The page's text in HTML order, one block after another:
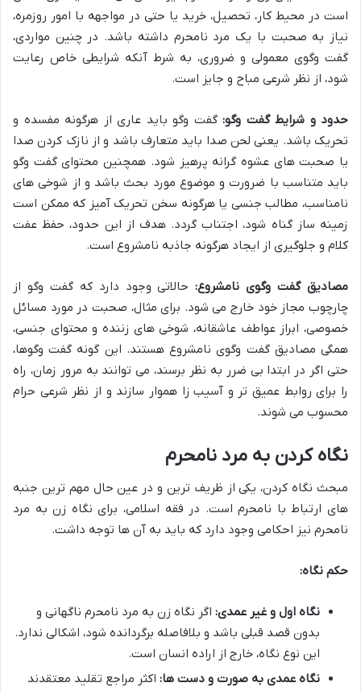
است در محیط کار، تحصیل، خرید یا حتی در مواجهه با امور روزمره،
نیاز به صحبت با یک مرد نامحرم داشته باشد. در چنین مواردی،
گفت وگوی معمولی و ضروری، به شرط آنکه شرایطی خاص رعایت
شود، از نظر شرعی مباح و جایز است.
حدود و شرایط گفت وگو: گفت وگو باید عاری از هرگونه مفسده و
تحریک باشد. یعنی لحن صدا باید متعارف باشد و از نازک کردن صدا
یا صحبت های عشوه گرانه پرهیز شود. همچنین محتوای گفت وگو
باید متناسب با ضرورت و موضوع مورد بحث باشد و از شوخی های
نامناسب، مطالب جنسی یا هرگونه سخن تحریک آمیز که ممکن است
زمینه ساز گناه شود، اجتناب گردد. هدف از این حدود، حفظ عفت
کلام و جلوگیری از ایجاد هرگونه جاذبه نامشروع است.
مصادیق گفت وگوی نامشروع:حالاتی وجود دارد که گفت وگو از
چارچوب مجاز خود خارج می شود. برای مثال، صحبت در مورد مسائل
خصوصی، ابراز عواطف عاشقانه، شوخی های زننده و محتوای جنسی،
همگی مصادیق گفت وگوی نامشروع هستند. این گونه گفت وگوها،
حتی اگر در ابتدا بی ضرر به نظر برسند، می توانند به مرور زمان، راه
را برای روابط عمیق تر و آسیب زا هموار سازند و از نظر شرعی حرام
محسوب می شوند.
نگاه کردن به مرد نامحرم
مبحث نگاه کردن، یکی از ظریف ترین و در عین حال مهم ترین جنبه
های ارتباط با نامحرم است. در فقه اسلامی، برای نگاه زن به مرد
نامحرم نیز احکامی وجود دارد که باید به آن ها توجه داشت.
حکم نگاه:
نگاه اول و غیر عمدی: اگر نگاه زن به مرد نامحرم ناگهانی و
بدون قصد قبلی باشد و بلافاصله برگردانده شود، اشکالی ندارد.
این نوع نگاه، خارج از اراده انسان است.
نگاه عمدی به صورت و دست ها: اکثر مراجع تقلید معتقدند